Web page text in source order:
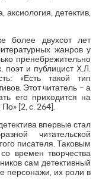
аксиология, детектив,
более двухсот лет
жанров у
пренебрежительно
поэт и публицист Х.Л.
«Есть такой тип
Этот читатель – а
его приходится на
[2, с. 264].
впервые стал
читательской
писателя. Таковым
времен творчества
сам детективный
персонажи, их роли в